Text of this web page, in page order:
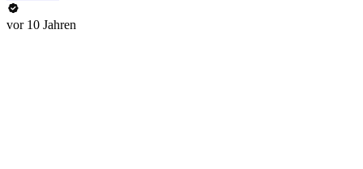
vor 10 Jahren